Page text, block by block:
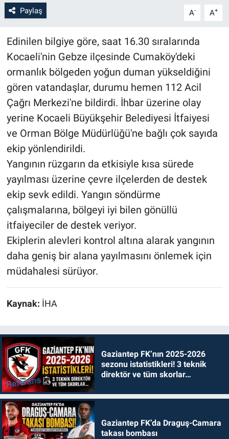
Paylaş A- A+
Edinilen bilgiye göre, saat 16.30 sıralarında
Kocaeli'nin Gebze ilçesinde Cumaköy'deki
ormanlık bölgeden yoğun duman yükseldiğini
gören vatandaşlar, durumu hemen 112 Acil
Çağrı Merkezi'ne bildirdi. İhbar üzerine olay
yerine Kocaeli Büyükşehir Belediyesi İtfaiyesi
ve Orman Bölge Müdürlüğü'ne bağlı çok sayıda
ekip yönlendirildi.
Yangının rüzgarın da etkisiyle kısa sürede
yayılması üzerine çevre ilçelerden de destek
ekip sevk edildi. Yangın söndürme
çalışmalarına, bölgeyi iyi bilen gönüllü
itfaiyeciler de destek veriyor.
Ekiplerin alevleri kontrol altına alarak yangının
daha geniş bir alana yayılmasını önlemek için
müdahalesi sürüyor.
Kaynak: İHA
Gaziantep FK’nın 2025-2026
sezonu istatistikleri! 3 teknik
direktör ve tüm skorlar…
Gaziantep FK’da Draguş-Camara
takası bombası